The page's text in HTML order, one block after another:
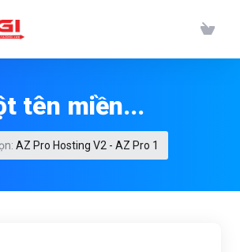
tên miền...
AZ Pro Hosting V2 - AZ Pro 1